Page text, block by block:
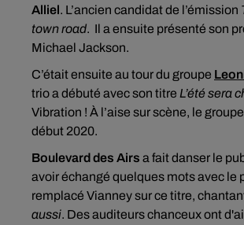
Alliel. L’ancien candidat de l’émission
town road. Il a ensuite présenté son
Michael Jackson.
C’était ensuite au tour du groupe
trio a débuté avec son titre L’été sera
Vibration ! À l’aise sur scène, le
début 2020.
Boulevard des Airs a fait danser le
avoir échangé quelques mots avec le
remplacé Vianney sur ce titre,
aussi. Des auditeurs chanceux ont